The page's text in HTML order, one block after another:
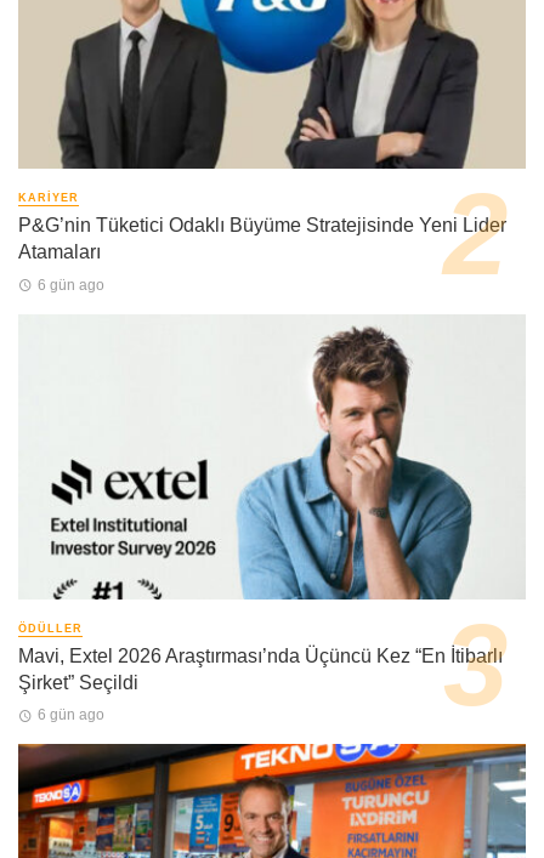
KARIYER
P&G’nin Tüketici Odaklı Büyüme Stratejisinde Yeni Lider
Atamaları
6 gün ago
ÖDÜLLER
Mavi, Extel 2026 Araştırması’nda Üçüncü Kez “En İtibarlı
Şirket” Seçildi
6 gün ago